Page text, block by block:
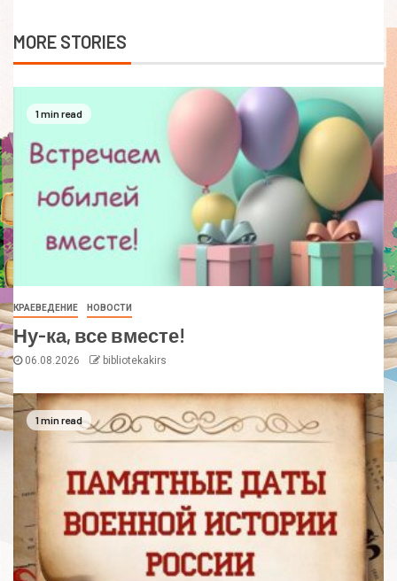
MORE STORIES
1 min read
КРАЕВЕДЕНИЕ НОВОСТИ
Ну-ка, все вместе!
06.08.2026 bibliotekakirs
1 min read